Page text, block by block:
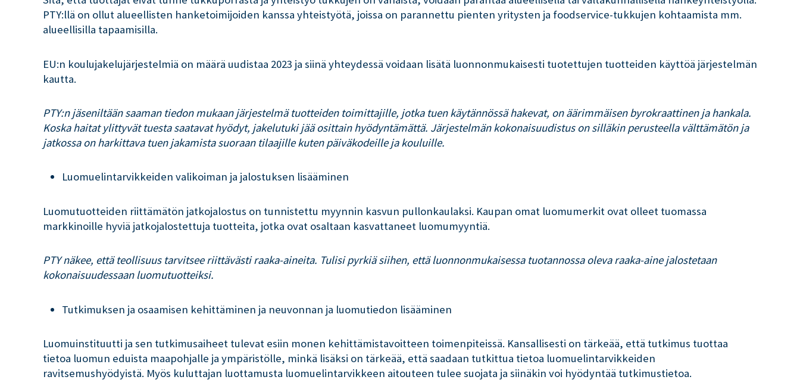
PTY:llä on ollut alueellisten hanketoimijoiden kanssa yhteistyötä, joissa on parannettu pienten yritysten ja foodservice-tukkujen kohtaamista mm.
alueellisilla tapaamisilla.
EU:n koulujakelujärjestelmiä on määrä uudistaa 2023 ja siinä yhteydessä voidaan lisätä luonnonmukaisesti tuotettujen tuotteiden käyttöä järjestelmän
kautta.
PTY:n jäseniltään saaman tiedon mukaan järjestelmä tuotteiden toimittajille, jotka tuen käytännössä hakevat, on äärimmäisen byrokraattinen ja hankala.
Koska haitat ylittyvät tuesta saatavat hyödyt, jakelutuki jää osittain hyödyntämättä. Järjestelmän kokonaisuudistus on silläkin perusteella välttämätön ja
jatkossa on harkittava tuen jakamista suoraan tilaajille kuten päiväkodeille ja kouluille.
Luomuelintarvikkeiden valikoiman ja jalostuksen lisääminen
Luomutuotteiden riittämätön jatkojalostus on tunnistettu myynnin kasvun pullonkaulaksi. Kaupan omat luomumerkit ovat olleet tuomassa
markkinoille hyviä jatkojalostettuja tuotteita, jotka ovat osaltaan kasvattaneet luomumyyntiä.
PTY näkee, että teollisuus tarvitsee riittävästi raaka-aineita. Tulisi pyrkiä siihen, että luonnonmukaisessa tuotannossa oleva raaka-aine jalostetaan
kokonaisuudessaan luomutuotteiksi.
Tutkimuksen ja osaamisen kehittäminen ja neuvonnan ja luomutiedon lisääminen
Luomuinstituutti ja sen tutkimusaiheet tulevat esiin monen kehittämistavoitteen toimenpiteissä. Kansallisesti on tärkeää, että tutkimus tuottaa
tietoa luomun eduista maapohjalle ja ympäristölle, minkä lisäksi on tärkeää, että saadaan tutkittua tietoa luomuelintarvikkeiden
ravitsemushyödyistä. Myös kuluttajan luottamusta luomuelintarvikkeen aitouteen tulee suojata ja siinäkin voi hyödyntää tutkimustietoa.